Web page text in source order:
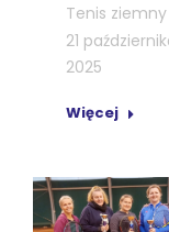
Tenis ziemny
21
2025
Więcej